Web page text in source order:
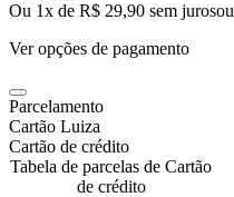
Ou 1x de R$ 29,90 sem jurosou
Ver opções de pagamento
Parcelamento
Cartão Luiza
Cartão de crédito
Tabela de parcelas de Cartão
de crédito